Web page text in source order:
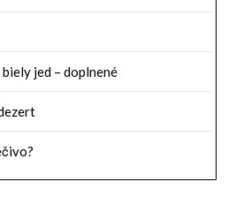
jed – doplnené